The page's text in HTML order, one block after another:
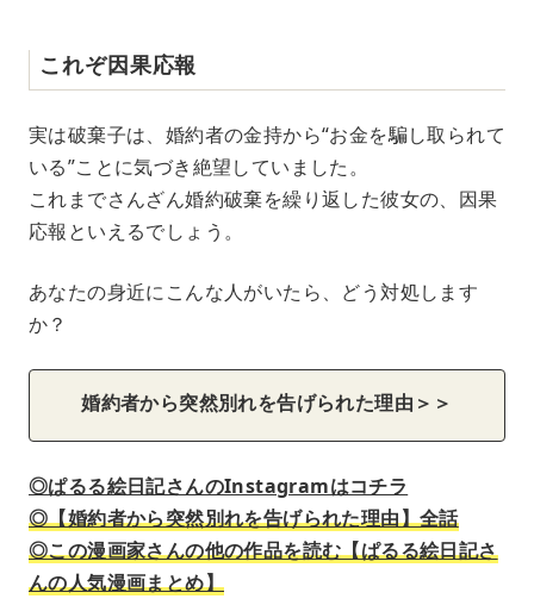
これぞ因果応報
実は破棄子は、婚約者の金持から“お金を騙し取られて
いる”ことに気づき絶望していました。
これまでさんざん婚約破棄を繰り返した彼女の、因果
応報といえるでしょう。
あなたの身近にこんな人がいたら、どう対処します
か？
婚約者から突然別れを告げられた理由＞＞
◎ぱるる絵日記さんのInstagramはコチラ
◎【婚約者から突然別れを告げられた理由】全話
◎この漫画家さんの他の作品を読む【ぱるる絵日記さ
んの人気漫画まとめ】